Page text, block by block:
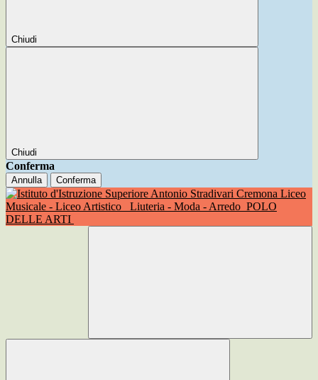
Chiudi
Chiudi
Conferma
Annulla Conferma
Liceo
Musicale - Liceo Artistico
Liuteria - Moda - Arredo POLO
DELLE ARTI